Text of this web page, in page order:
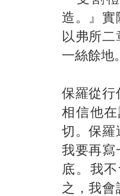
造。』實
以弗所
一絲餘地
保羅從行
相信他
切。保羅
我要再寫
底。我
之，我